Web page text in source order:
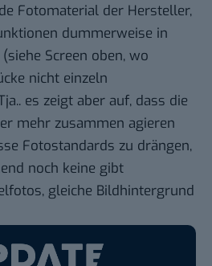
Fotomaterial der Hersteller,
dummerweise in
Screen oben, wo
nicht einzeln
es zeigt aber auf, dass die
mehr zusammen agieren
Fotostandards zu drängen,
noch keine gibt
gleiche Bildhintergrund